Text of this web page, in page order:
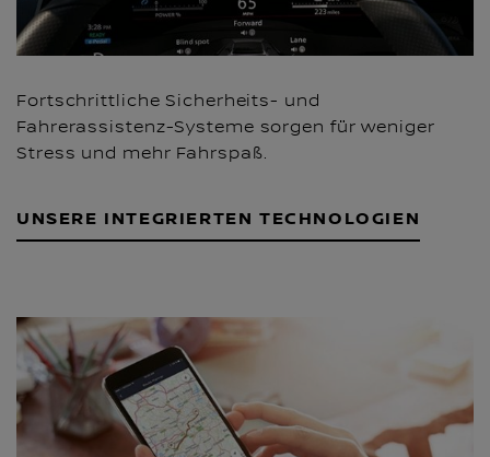
Fortschrittliche Sicherheits- und
Fahrerassistenz-Systeme sorgen für weniger
Stress und mehr Fahrspaß.
UNSERE INTEGRIERTEN TECHNOLOGIEN